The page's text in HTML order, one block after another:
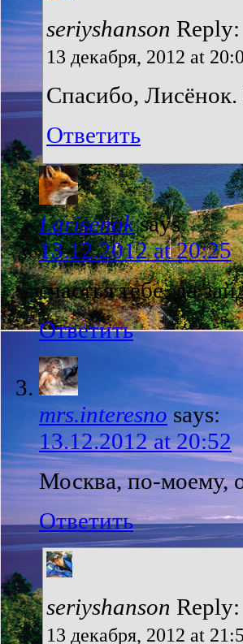
seriyshanson Reply:
13 декабря, 2012 at
Спасибо, Лисёнок.
Ответить
Larisenok says:
13.12.2012 at 20:25
счастья тебе, да
Ответить
mrs.interesno says:
13.12.2012 at 20:52
Москва, по-моему,
Ответить
seriyshanson Reply:
13 декабря, 2012 at